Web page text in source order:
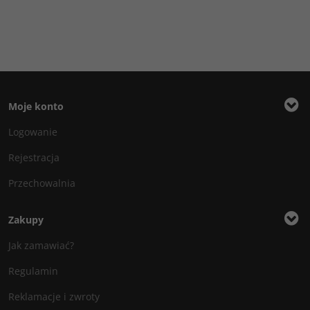
Moje konto
Logowanie
Rejestracja
Przechowalnia
Zakupy
Jak zamawiać?
Regulamin
Reklamacje i zwroty